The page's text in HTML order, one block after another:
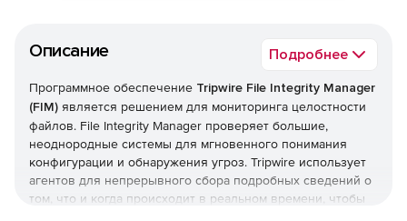
Описание Подробнее
Программное обеспечение Tripwire File Integrity Manager
(FIM) является решением для мониторинга целостности
файлов. File Integrity Manager проверяет большие,
неоднородные системы для мгновенного понимания
конфигурации и обнаружения угроз. Tripwire использует
агентов для непрерывного сбора подробных сведений о
том, что и когда происходит в реальном времени, чтобы